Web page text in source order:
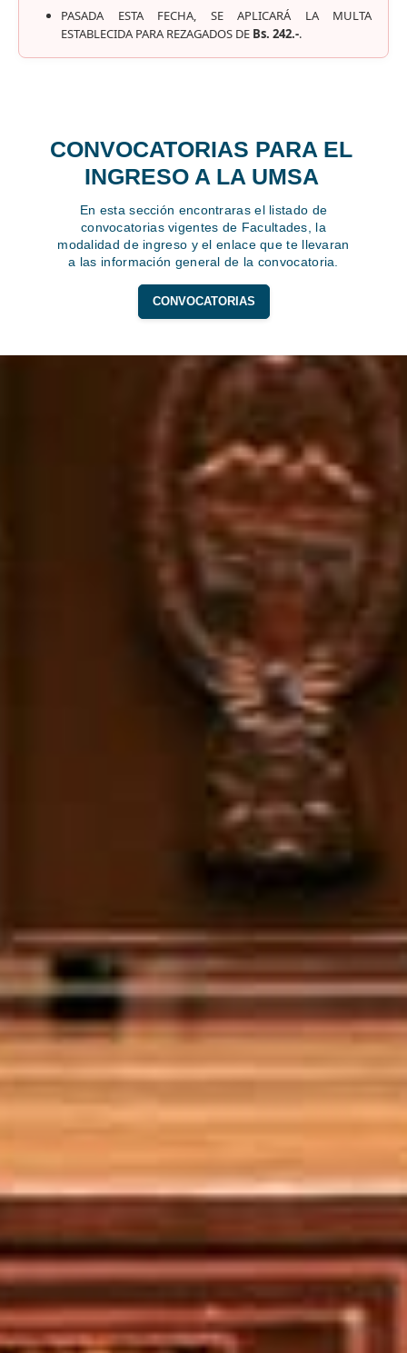
PASADA ESTA FECHA, SE APLICARÁ LA MULTA
ESTABLECIDA PARA REZAGADOS DE Bs. 242.-.
CONVOCATORIAS PARA EL
INGRESO A LA UMSA
En esta sección encontraras el listado de
convocatorias vigentes de Facultades, la
modalidad de ingreso y el enlace que te llevaran
a las información general de la convocatoria.
CONVOCATORIAS